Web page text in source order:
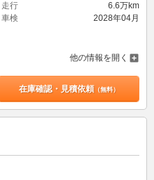
走行
6.6万km
車検
2028年04月
他の情報を開く
在庫確認・見積依頼（無料）